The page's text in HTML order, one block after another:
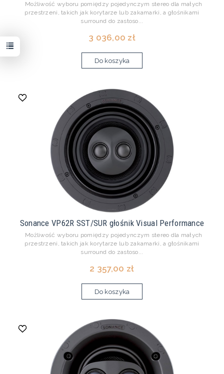
Możliwość wyboru pomiędzy pojedynczym stereo dla małych
przestrzeni, takich jak korytarze lub zakamarki, a głośnikami
surround do zastoso...
3 036,00 zł
Do koszyka
Sonance VP62R SST/SUR głośnik Visual Performance
Możliwość wyboru pomiędzy pojedynczym stereo dla małych
przestrzeni, takich jak korytarze lub zakamarki, a głośnikami
surround do zastoso...
2 357,00 zł
Do koszyka